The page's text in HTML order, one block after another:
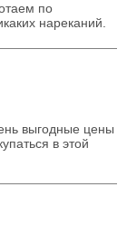
по
нареканий.
выгодные цены
в этой